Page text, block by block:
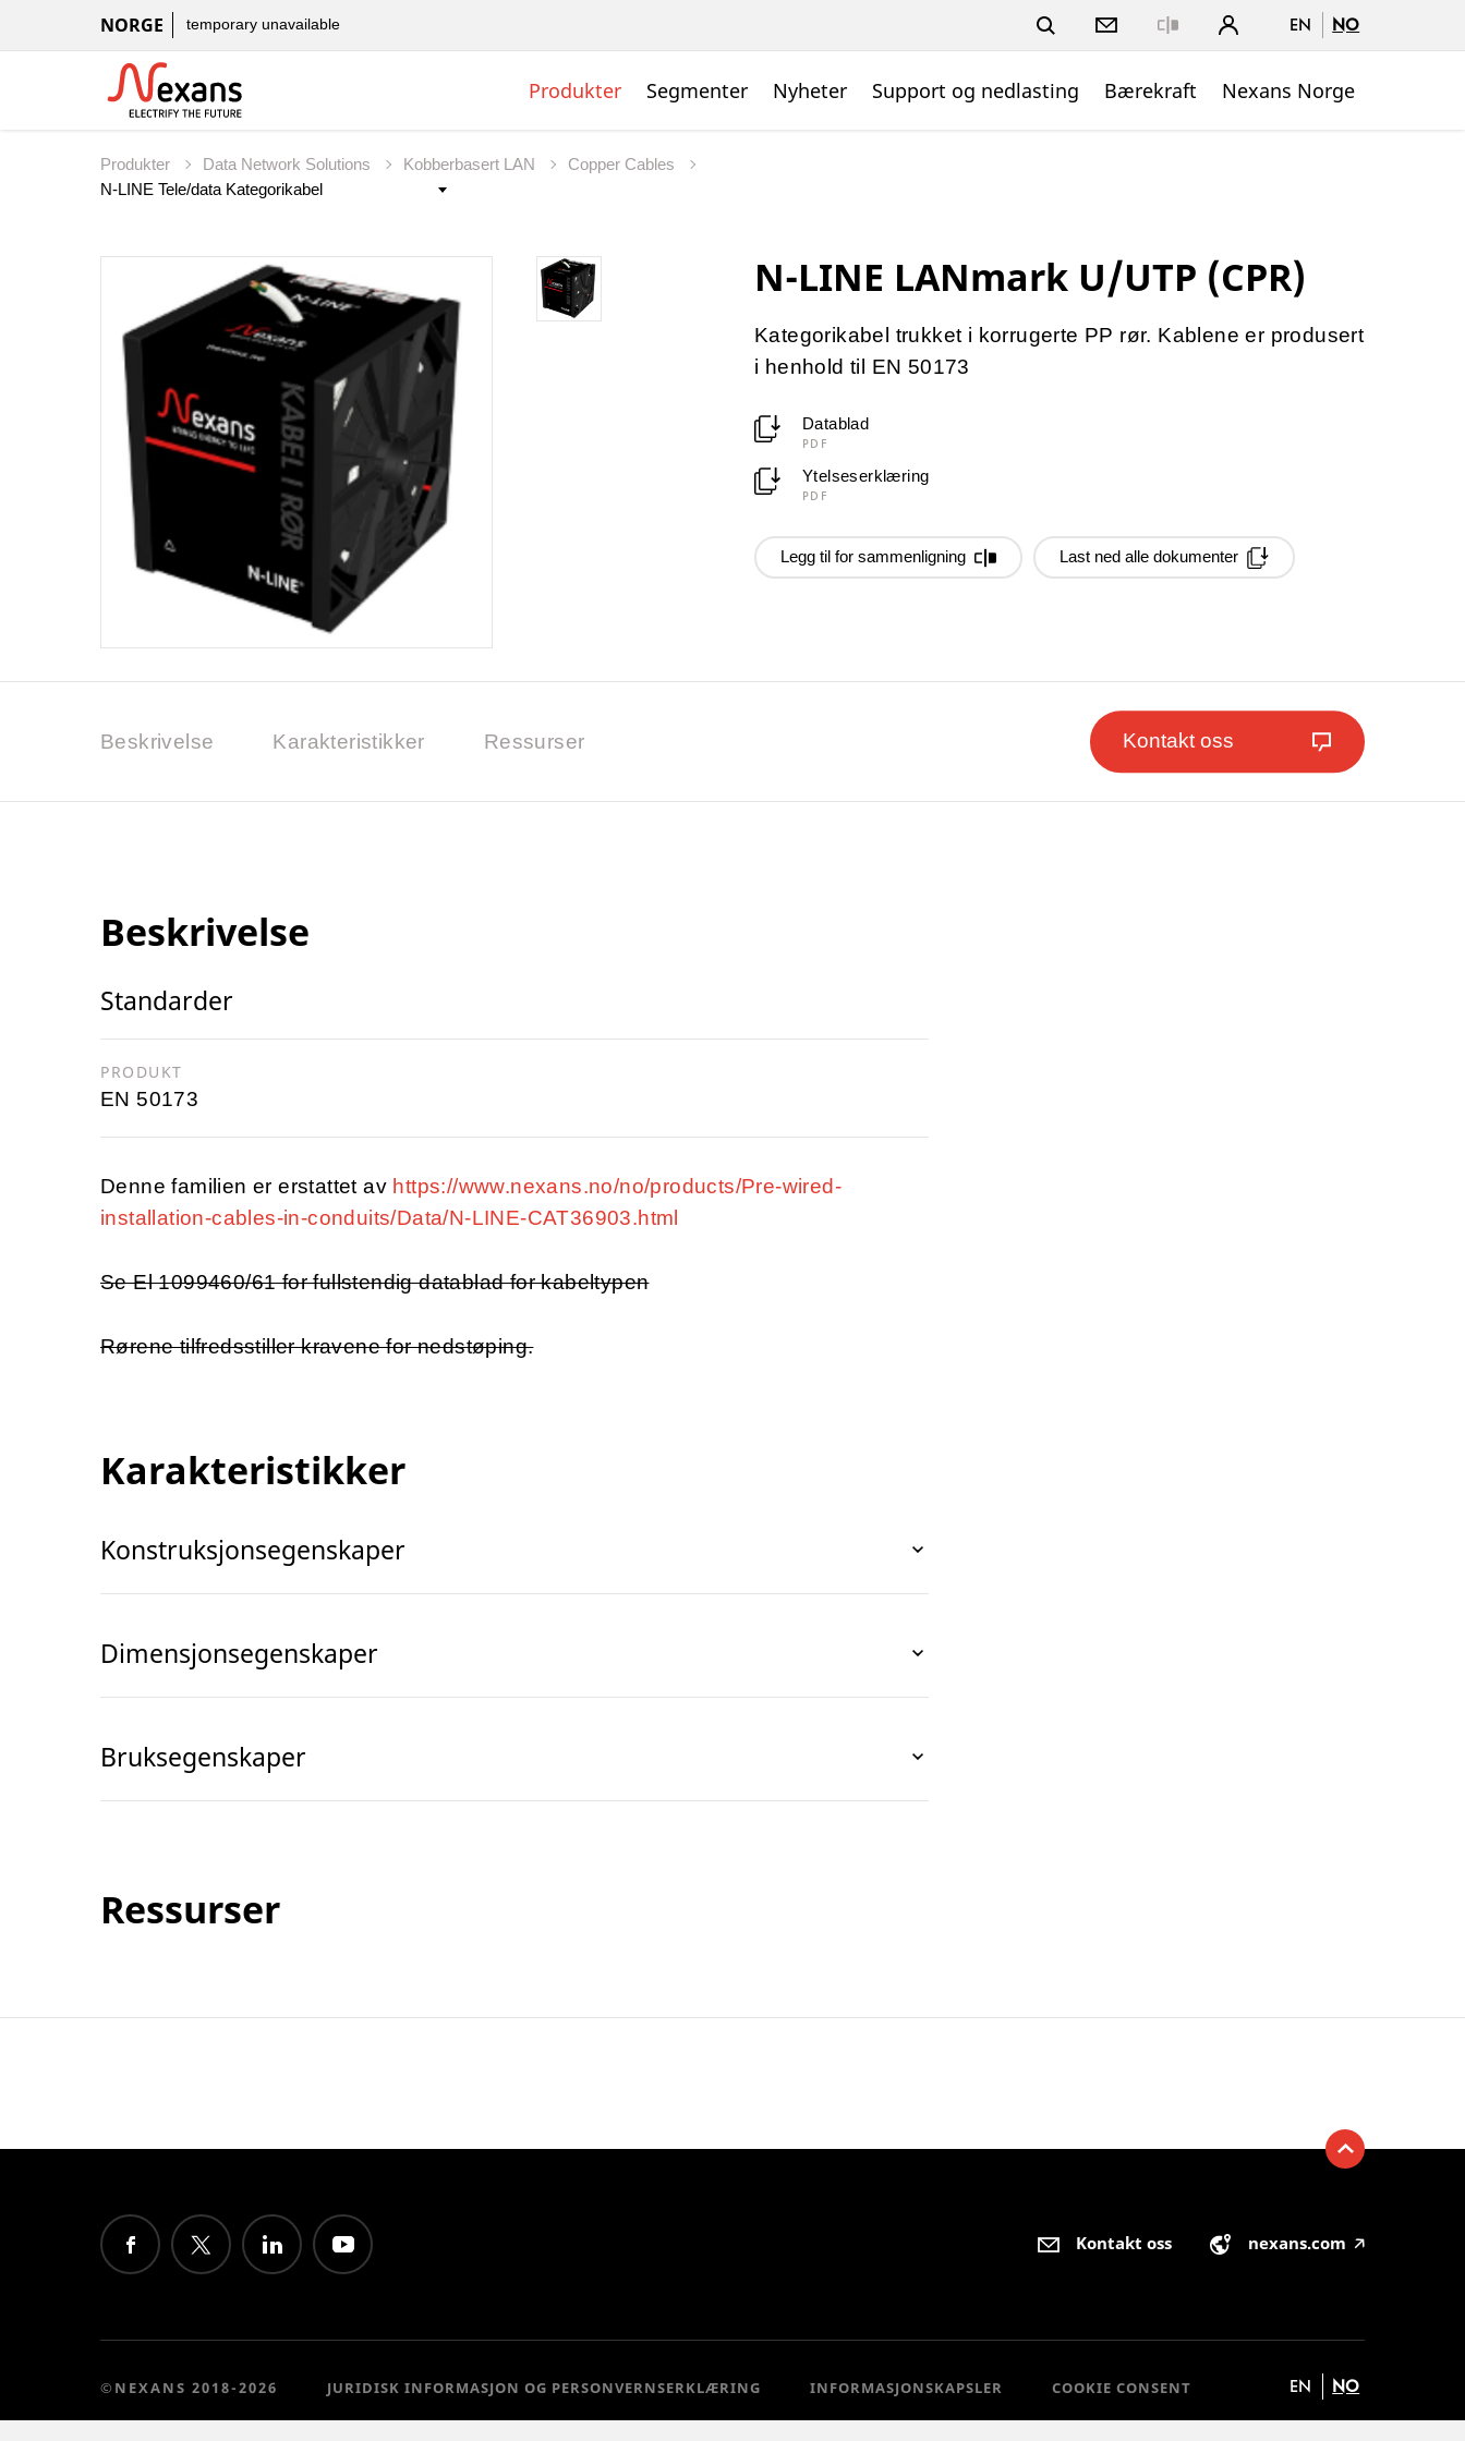
NORGE temporary unavailable EN NO
Produkter Segmenter Nyheter Support og nedlasting Bærekraft Nexans Norge
Produkter Data Network Solutions Kobberbasert LAN Copper Cables
N-LINE LANmark U/UTP (CPR)
Kategorikabel trukket i korrugerte PP rør. Kablene er produsert
i henhold til EN 50173
Datablad
PDF
Ytelseserklæring
PDF
Legg til for sammenligning Last ned alle dokumenter
Beskrivelse Karakteristikker Ressurser Kontakt oss
Beskrivelse
Standarder
PRODUKT
EN 50173
Denne familien er erstattet av https://www.nexans.no/no/products/Pre-wired-
installation-cables-in-conduits/Data/N-LINE-CAT36903.html
Se El 1099460/61 for fullstendig datablad for kabeltypen
Rørene tilfredsstiller kravene for nedstøping.
Karakteristikker
Konstruksjonsegenskaper
Dimensjonsegenskaper
Bruksegenskaper
Ressurser
Kontakt oss nexans.com 🡥
©NEXANS 2018-2026 JURIDISK INFORMASJON OG PERSONVERNSERKLÆRING INFORMASJONSKAPSLER COOKIE CONSENT EN NO